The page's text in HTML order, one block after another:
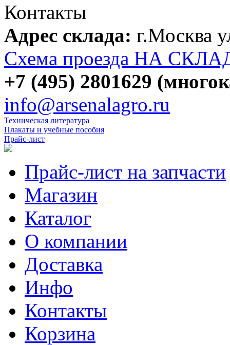
Контакты
Адрес склада: г.Москва
Схема проезда НА
+7 (495) 2801629
info@arsenalagro.ru
Техническая литература
Плакаты и учебные пособия
Прайс-лист
Прайс-лист на запчасти
Магазин
Каталог
О компании
Доставка
Инфо
Контакты
Корзина